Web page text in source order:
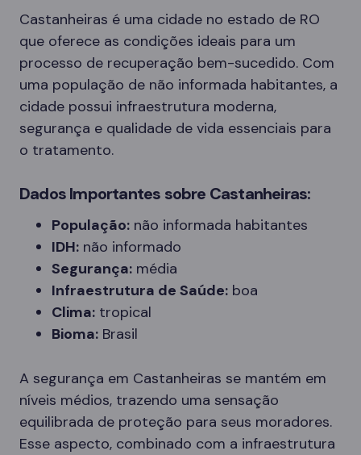
Castanheiras é uma cidade no estado de RO
que oferece as condições ideais para um
processo de recuperação bem-sucedido. Com
uma população de não informada habitantes, a
cidade possui infraestrutura moderna,
segurança e qualidade de vida essenciais para
o tratamento.
Dados Importantes sobre Castanheiras:
População: não informada habitantes
IDH: não informado
Segurança: média
Infraestrutura de Saúde: boa
Clima: tropical
Bioma: Brasil
A segurança em Castanheiras se mantém em
níveis médios, trazendo uma sensação
equilibrada de proteção para seus moradores.
Esse aspecto, combinado com a infraestrutura